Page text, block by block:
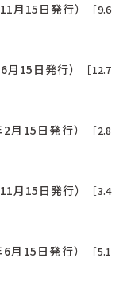
月15日発行）
［9.6
15日発行）
［12.7
月15日発行）
［2.8
月15日発行）
［3.4
月15日発行）
［5.1